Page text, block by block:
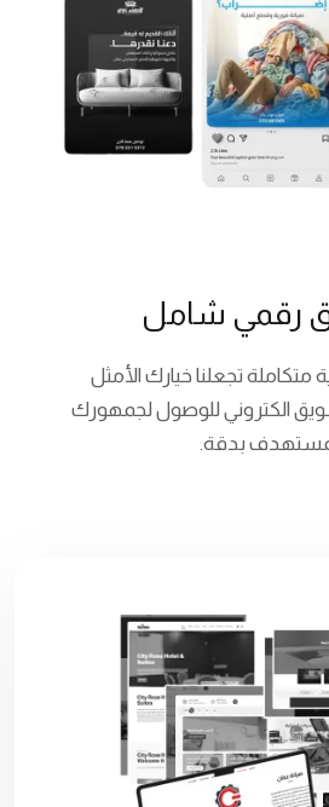
رقمي شامل
تجعلنا خيارك الأمثل
الكتروني للوصول لجمهورك
بدقة.